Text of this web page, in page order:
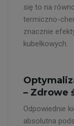
się to na
termiczno-
znacznie
kubełkowych.
– Zdrowe
Odpowiednie
absolutna